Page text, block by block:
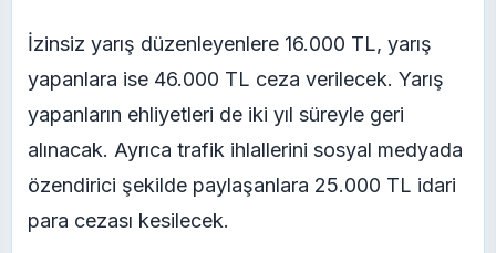
İzinsiz yarış düzenleyenlere 16.000 TL, yarış
yapanlara ise 46.000 TL ceza verilecek. Yarış
yapanların ehliyetleri de iki yıl süreyle geri
alınacak. Ayrıca trafik ihlallerini sosyal medyada
özendirici şekilde paylaşanlara 25.000 TL idari
para cezası kesilecek.